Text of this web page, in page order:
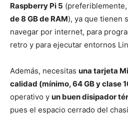
Raspberry Pi 5 (preferiblemente,
de 8 GB de RAM), ya que tienen
navegar por internet, para
retro y para ejecutar entornos
Además, necesitas una tarjeta
calidad (mínimo, 64 GB y clase
operativo y un buen disipador
pues el espacio cerrado del